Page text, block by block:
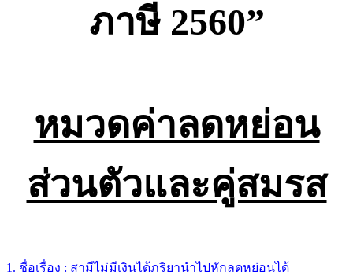
ภาษี 2560”
หมวดค่าลดหย่อน
ส่วนตัวและคู่สมรส
1. ชื่อเรื่อง : สามีไม่มีเงินได้ภริยานำไปหักลดหย่อนได้